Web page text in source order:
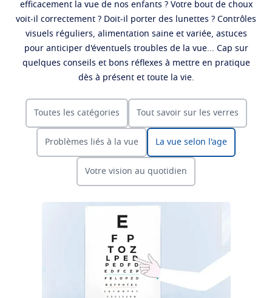
En savoir plus
Eyezen Verres unifocaux optimisés
Varilux Verres progressifs
Blue UV Matériaux filtrants dans les verres du quoitidien
Testez votre vue
Configurez vos verres Essilor
Trouver un opticien
La vue
Problèmes liés à la vue
Votre vision au quotidien
Tout savoir sur les verres
La vue selon l'age
efficacement la vue de nos enfants ? Votre bout de choux
voit-il correctement ? Doit-il porter des lunettes ? Contrôles
visuels réguliers, alimentation saine et variée, astuces
pour anticiper d'éventuels troubles de la vue... Cap sur
quelques conseils et bons réflexes à mettre en pratique
dès à présent et toute la vie.
Toutes les catégories Tout savoir sur les verres
Problèmes liés à la vue La vue selon l'age
Votre vision au quotidien